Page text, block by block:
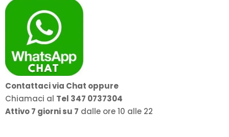
Contattaci via Chat oppure
Chiamaci al Tel 347 0737304
Attivo 7 giorni su 7 dalle ore 10 alle 22